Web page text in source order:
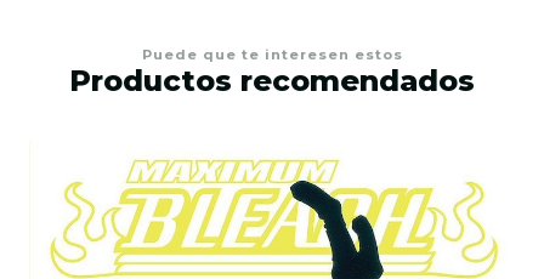
Puede que te interesen estos
Productos recomendados